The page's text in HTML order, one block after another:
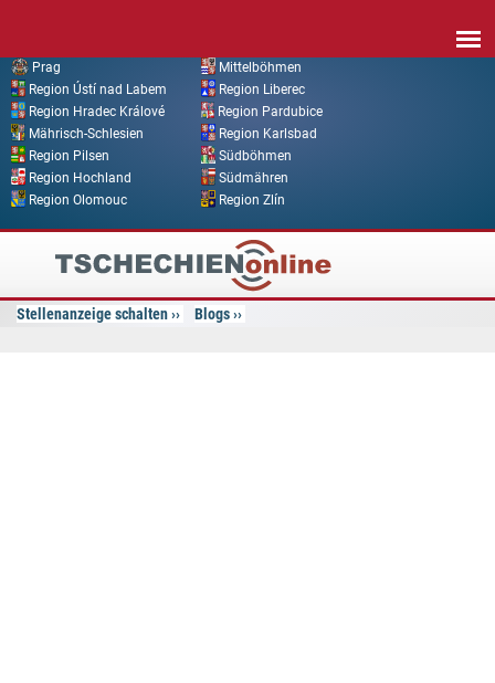
Prag
Mittelböhmen
Region Ústí nad Labem
Region Liberec
Region Hradec Králové
Region Pardubice
Mährisch-Schlesien
Region Karlsbad
Region Pilsen
Südböhmen
Region Hochland
Südmähren
Region Olomouc
Region Zlín
Tschechien
Online
Stellenanzeige schalten Blogs